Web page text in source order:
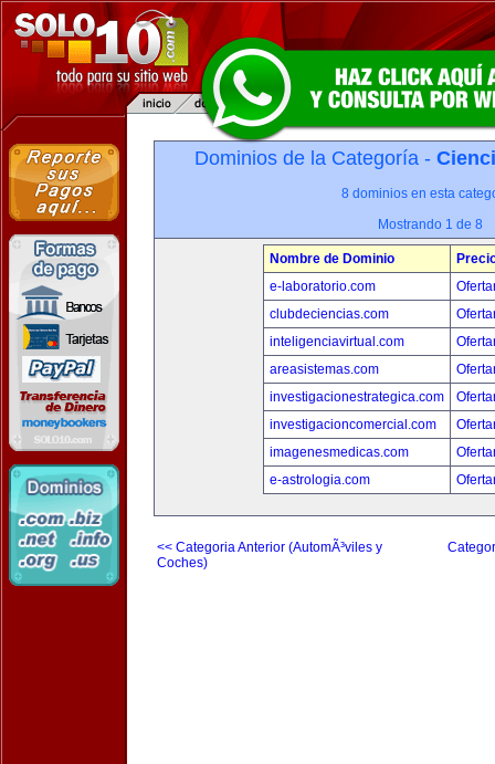
Dominios de la Categoría -
8 dominios en esta
Mostrando 1 de 8
Nombre de Dominio
e-laboratorio.com
clubdeciencias.com
inteligenciavirtual.com
areasistemas.com
investigacionestrategica.com
investigacioncomercial.com
imagenesmedicas.com
e-astrologia.com
<< Categoria Anterior (AutomÃ³viles y
Coches)